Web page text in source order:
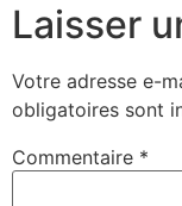
Laisser
Votre adresse e-
obligatoires sont
Commentaire *